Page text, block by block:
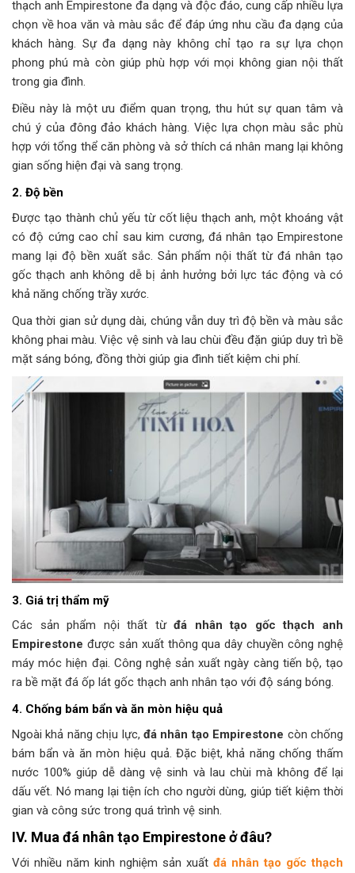
thạch anh Empirestone đa dạng và độc đáo, cung cấp nhiều lựa
chọn về hoa văn và màu sắc để đáp ứng nhu cầu đa dạng của
khách hàng. Sự đa dạng này không chỉ tạo ra sự lựa chọn
phong phú mà còn giúp phù hợp với mọi không gian nội thất
trong gia đình.
Điều này là một ưu điểm quan trọng, thu hút sự quan tâm và
chú ý của đông đảo khách hàng. Việc lựa chọn màu sắc phù
hợp với tổng thể căn phòng và sở thích cá nhân mang lại không
gian sống hiện đại và sang trọng.
2. Độ bền
Được tạo thành chủ yếu từ cốt liệu thạch anh, một khoáng vật
có độ cứng cao chỉ sau kim cương, đá nhân tạo Empirestone
mang lại độ bền xuất sắc. Sản phẩm nội thất từ đá nhân tạo
gốc thạch anh không dễ bị ảnh hưởng bởi lực tác động và có
khả năng chống trầy xước.
Qua thời gian sử dụng dài, chúng vẫn duy trì độ bền và màu sắc
không phai màu. Việc vệ sinh và lau chùi đều đặn giúp duy trì bề
mặt sáng bóng, đồng thời giúp gia đình tiết kiệm chi phí.
3. Giá trị thẩm mỹ
Các sản phẩm nội thất từđá nhân tạo gốc thạch anh
Empirestone được sản xuất thông qua dây chuyền công nghệ
máy móc hiện đại. Công nghệ sản xuất ngày càng tiến bộ, tạo
ra bề mặt đá ốp lát gốc thạch anh nhân tạo với độ sáng bóng.
4. Chống bám bẩn và ăn mòn hiệu quả
Ngoài khả năng chịu lực, đá nhân tạo Empirestone còn chống
bám bẩn và ăn mòn hiệu quả. Đặc biệt, khả năng chống thấm
nước 100% giúp dễ dàng vệ sinh và lau chùi mà không để lại
dấu vết. Nó mang lại tiện ích cho người dùng, giúp tiết kiệm thời
gian và công sức trong quá trình vệ sinh.
IV. Mua đá nhân tạo Empirestone ở đâu?
Với nhiều năm kinh nghiệm sản xuất đá nhân tạo gốc thạch